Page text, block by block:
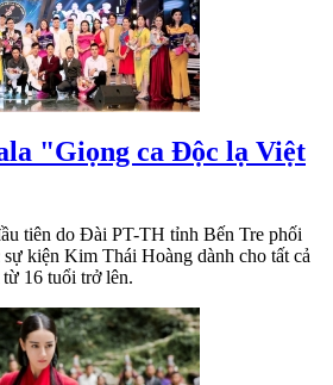
"Giọng ca Độc lạ Việt
tiên do Đài PT-TH tỉnh Bến Tre phối
kiện Kim Thái Hoàng dành cho tất cả
16 tuổi trở lên.